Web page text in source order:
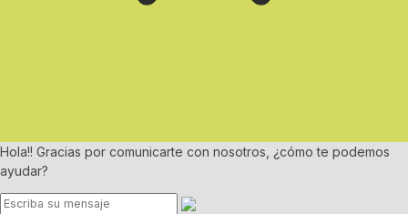
Hola!! Gracias por comunicarte con nosotros, ¿cómo te podemos
ayudar?